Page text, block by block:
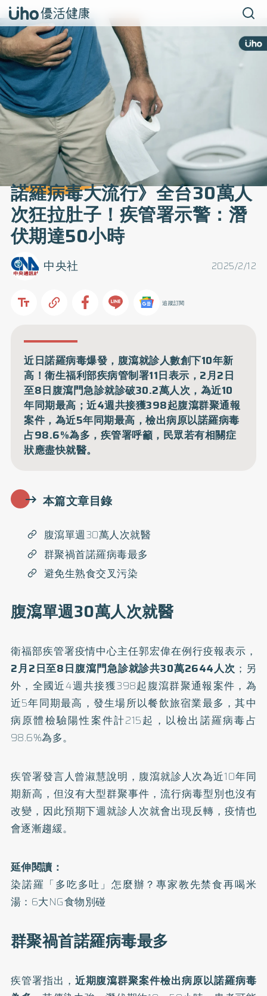
諾羅病毒大流行》全台30萬人
次狂拉肚子！疾管署示警：潛
伏期達50小時
2025/2/12
中央社
追蹤訂閱
近日諾羅病毒爆發，腹瀉就診人數創下10年新
高！衛生福利部疾病管制署11日表示，2月2日
至8日腹瀉門急診就診破30.2萬人次，為近10
年同期最高；近4週共接獲398起腹瀉群聚通報
案件，為近5年同期最高，檢出病原以諾羅病毒
占98.6%為多，疾管署呼籲，民眾若有相關症
狀應盡快就醫。
本篇文章目錄
腹瀉單週30萬人次就醫
群聚禍首諾羅病毒最多
避免生熟食交叉污染
腹瀉單週30萬人次就醫
衛福部疾管署疫情中心主任郭宏偉在例行疫報表示，
2月2日至8日腹瀉門急診就診共30萬2644人次 ；另
外，全國近4週共接獲398起腹瀉群聚通報案件，為
近5年同期最高，發生場所以餐飲旅宿業最多，其中
病原體檢驗陽性案件計215起，以檢出諾羅病毒占
98.6%為多。
疾管署發言人曾淑慧說明，腹瀉就診人次為近10年同
期新高，但沒有大型群聚事件，流行病毒型別也沒有
改變，因此預期下週就診人次就會出現反轉，疫情也
會逐漸趨緩。
延伸閱讀：
染諾羅「多吃多吐」怎麼辦？專家教先禁食再喝米
湯：6大NG食物別碰
群聚禍首諾羅病毒最多
疾管署指出， 近期腹瀉群聚案件檢出病原以諾羅病毒